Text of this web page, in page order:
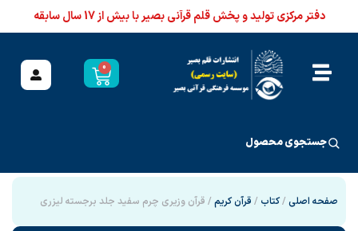
دفتر مرکزی تولید و پخش قلم قرآنی بصیر با بیش از 17 سال سابقه
0
جستجوی محصول
صفحه اصلی /کتاب / قرآن کریم / قرآن وزیری چرم سفید جلد برجسته لیزری